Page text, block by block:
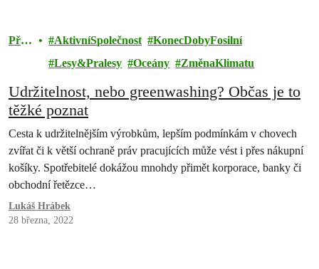
Přír
AktivníSpolečnost
KonecDobyFosilní
Lesy&Pralesy
Oceány ZměnaKlimatu
Udržitelnost, nebo greenwashing? Občas je to
těžké poznat
Cesta k udržitelnějším výrobkům, lepším podmínkám v chovech
zvířat či k větší ochraně práv pracujících může vést i přes nákupní
košíky. Spotřebitelé dokážou mnohdy přimět korporace, banky či
obchodní řetězce…
Lukáš Hrábek
28 března, 2022